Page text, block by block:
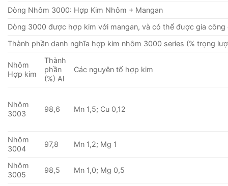
Dòng Nhôm 3000: Hợp Kim Nhôm + Mangan
Dòng 3000 được hợp kim với mangan, và có thể được gia công
Thành phần danh nghĩa hợp kim nhôm 3000 series (% trọng
Nhôm
Hợp kim
Thành
phần
(%) Al
Các nguyên tố hợp kim
Nhôm
3003
98,6 Mn 1,5; Cu 0,12
Nhôm
3004
97,8 Mn 1,2; Mg 1
Nhôm
3005
98,5 Mn 1,0; Mg 0,5